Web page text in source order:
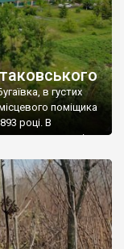
в густих
поміщика
році. В
школа, потім
Коли із